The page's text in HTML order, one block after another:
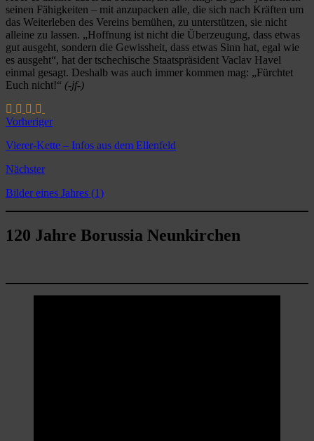
seinen Fähigkeiten – mit anzupacken alle, die sich nach Kräften um
das Weiterleben des Vereins bemühen, zu unterstützen, sie nicht
alleine zu lassen. „Hoffnung ist nicht die Überzeugung, dass etwas
gut ausgeht, sondern die Gewissheit, dass etwas Sinn hat, egal wie
es ausgeht“, hat der tschechische Staatspräsident Vaclav Havel
einmal gesagt. Deshalb was auch immer kommen mag: „Fürchtet
Euch nicht!“ (-jf-)
Vorheriger
Vierer-Kette – Infos aus dem Ellenfeld
Nächster
Bilder eines Jahres (1)
120 Jahre Borussia Neunkirchen